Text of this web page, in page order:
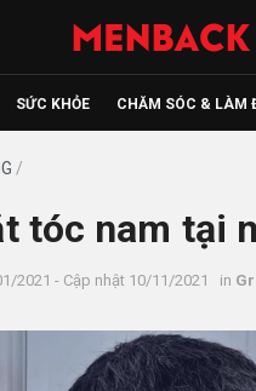
SỨC KHỎE CHĂM SÓC & LÀM
/
tóc nam tại
2021 - Cập nhật 10/11/2021 in